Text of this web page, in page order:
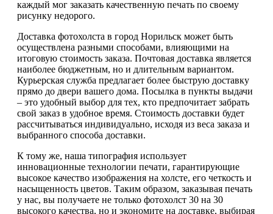
каждый мог заказать качественную печать по своему
рисунку недорого.
Доставка фотохолста в город Норильск может быть
осуществлена разными способами, влияющими на
итоговую стоимость заказа. Почтовая доставка является
наиболее бюджетным, но и длительным вариантом.
Курьерская служба предлагает более быструю доставку
прямо до двери вашего дома. Посылка в пункты выдачи
– это удобный выбор для тех, кто предпочитает забрать
свой заказ в удобное время. Стоимость доставки будет
рассчитываться индивидуально, исходя из веса заказа и
выбранного способа доставки.
К тому же, наша типография использует
инновационные технологии печати, гарантирующие
высокое качество изображения на холсте, его четкость и
насыщенность цветов. Таким образом, заказывая печать
у нас, вы получаете не только фотохолст 30 на 30
высокого качества, но и экономите на доставке, выбирая